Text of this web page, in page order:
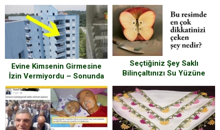
Evine Kimsenin Girmesine
İzin Vermiyordu – Sonunda
Kapısını Açınca Görenler
Şaşırdı
Seçtiğiniz Şey Saklı
Bilinçaltınızı Su Yüzüne
Bilinçaltı Testi